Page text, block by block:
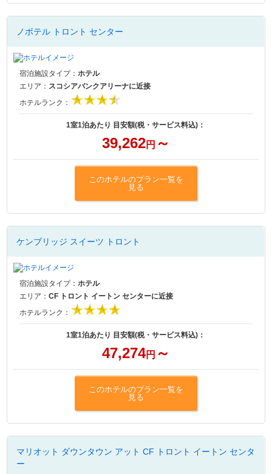
ノボテル トロント センター
宿泊施設タイプ：ホテル
エリア： スコシアバンクアリーナに近接
ホテルランク：
1室1泊あたり 目安額(税・サービス料込)：
39,262円 ～
このホテルのプラン一覧を
見る
ケンブリッジ スイーツ トロント
宿泊施設タイプ：ホテル
エリア：CF トロント イートン センターに近接
ホテルランク：
1室1泊あたり 目安額(税・サービス料込)：
47,274円 ～
このホテルのプラン一覧を
見る
マリオット ダウンタウン アット CF トロント イートン センタ
ー